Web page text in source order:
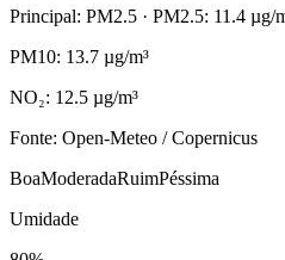
Principal: PM2.5 · PM2.5: 11.4 µg/
PM10: 13.7 µg/m³
NO₂: 12.5 µg/m³
Fonte: Open-Meteo / Copernicus
BoaModeradaRuimPéssima
Umidade